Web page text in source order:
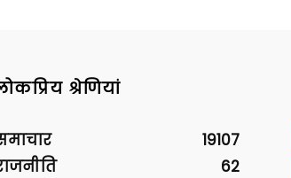
श्रेणियां
19107
62